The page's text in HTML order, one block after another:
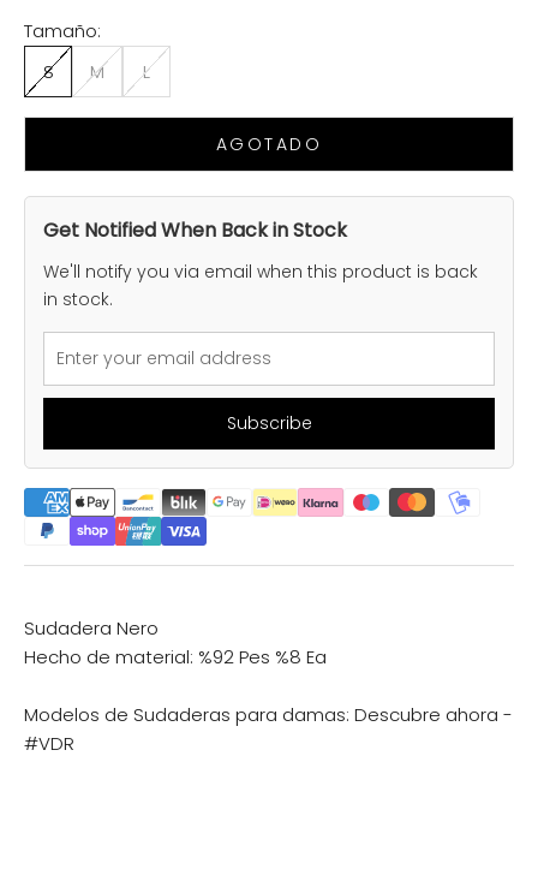
Tamaño:
S
M L
AGOTADO
Get Notified When Back in Stock
We'll notify you via email when this product is back
in stock.
Subscribe
Sudadera Nero
Hecho de material: %92 Pes %8 Ea
Modelos de Sudaderas para damas: Descubre ahora -
#VDR